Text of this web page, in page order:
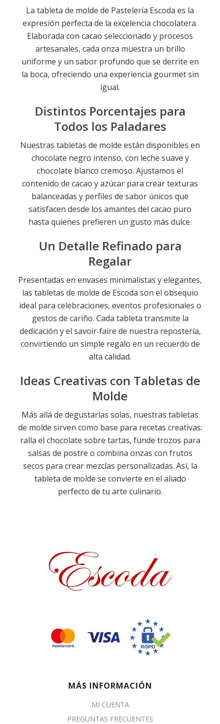
La tableta de molde de Pastelería Escoda es la
expresión perfecta de la excelencia chocolatera.
Elaborada con cacao seleccionado y procesos
artesanales, cada onza muestra un brillo
uniforme y un sabor profundo que se derrite en
la boca, ofreciendo una experiencia gourmet sin
igual.
Distintos Porcentajes para
Todos los Paladares
Nuestras tabletas de molde están disponibles en
chocolate negro intenso, con leche suave y
chocolate blanco cremoso. Ajustamos el
contenido de cacao y azúcar para crear texturas
balanceadas y perfiles de sabor únicos que
satisfacen desde los amantes del cacao puro
hasta quienes prefieren un gusto más dulce.
Un Detalle Refinado para
Regalar
Presentadas en envases minimalistas y elegantes,
las tabletas de molde de Escoda son el obsequio
ideal para celebraciones, eventos profesionales o
gestos de cariño. Cada tableta transmite la
dedicación y el savoir‑faire de nuestra repostería,
convirtiendo un simple regalo en un recuerdo de
alta calidad.
Ideas Creativas con Tabletas de
Molde
Más allá de degustarlas solas, nuestras tabletas
de molde sirven como base para recetas creativas:
ralla el chocolate sobre tartas, funde trozos para
salsas de postre o combina onzas con frutos
secos para crear mezclas personalizadas. Así, la
tableta de molde se convierte en el aliado
perfecto de tu arte culinario.
MÁS INFORMACIÓN
MI CUENTA
PREGUNTAS FRECUENTES